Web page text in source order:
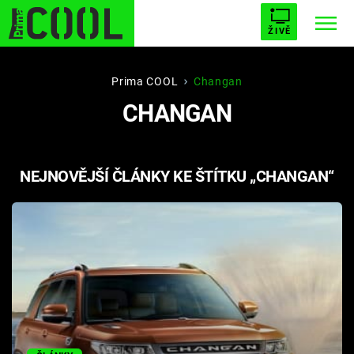
ŽIVĚ
STARHOUSE BUFFY, PŘEMOŽITELKA UPÍRŮ
PLNEJ KOTEL AVENGERS 5
Seriály
Hry
Prima COOL Changan
CHANGAN
NEJNOVĚJŠÍ ČLÁNKY KE ŠTÍTKU „CHANGAN“